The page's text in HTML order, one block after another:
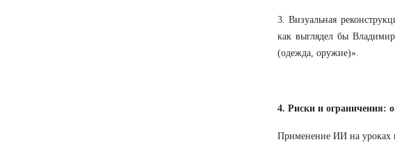
3. Визуальная
как выглядел бы
(одежда, оружие)».
4. Риски и ограничения:
Применение ИИ на уроках